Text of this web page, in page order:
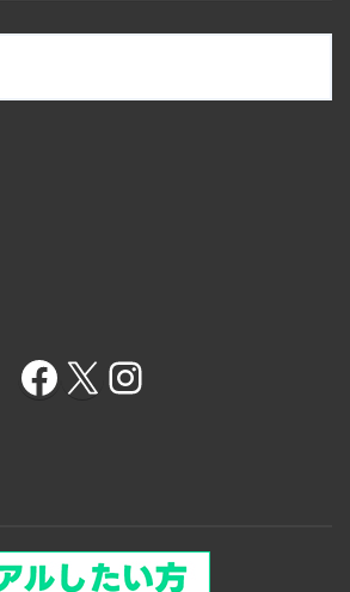
Facebook X Instagram